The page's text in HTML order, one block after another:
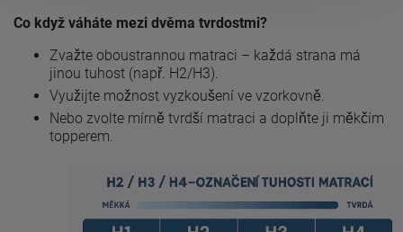
Co když váháte mezi dvěma tvrdostmi?
Zvažte oboustrannou matraci – každá strana má
jinou tuhost (např. H2/H3).
Využijte možnost vyzkoušení ve vzorkovně.
Nebo zvolte mírně tvrdší matraci a doplňte ji měkčím
topperem.